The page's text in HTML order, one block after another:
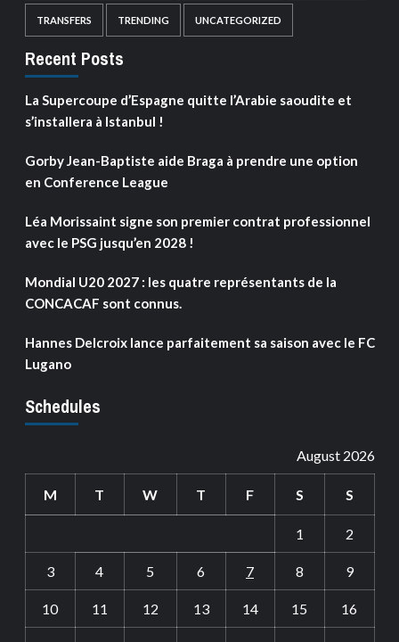
TRANSFERS TRENDING UNCATEGORIZED
Recent Posts
La Supercoupe d’Espagne quitte l’Arabie saoudite et
s’installera à Istanbul !
Gorby Jean-Baptiste aide Braga à prendre une option
en Conference League
Léa Morissaint signe son premier contrat professionnel
avec le PSG jusqu’en 2028 !
Mondial U20 2027 : les quatre représentants de la
CONCACAF sont connus.
Hannes Delcroix lance parfaitement sa saison avec le FC
Lugano
Schedules
August 2026
M T W T F S S
1 2
3 4 5 6 7 8 9
10 11 12 13 14 15 16